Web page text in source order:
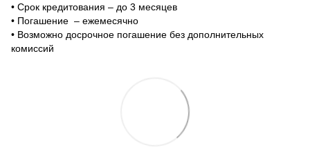
•‎ Срок кредитования – до 3 месяцев
•‎ Погашение – ежемесячно
•‎ Возможно досрочное погашение без дополнительных
комиссий